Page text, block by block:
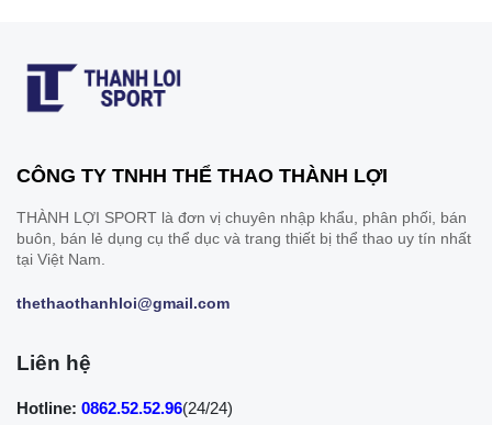
CÔNG TY TNHH THỂ THAO THÀNH LỢI
THÀNH LỢI SPORT là đơn vị chuyên nhập khẩu, phân phối, bán
buôn, bán lẻ dụng cụ thể dục và trang thiết bị thể thao uy tín nhất
tại Việt Nam.
thethaothanhloi@gmail.com
Liên hệ
Hotline: 0862.52.52.96(24/24)